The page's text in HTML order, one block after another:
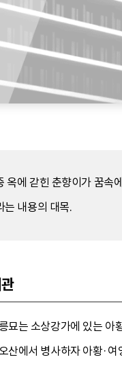
옥에 갇힌 춘향이가 꿈속
는 내용의 대목.
묘는 소상강가에 있는 아
산에서 병사하자 아황·